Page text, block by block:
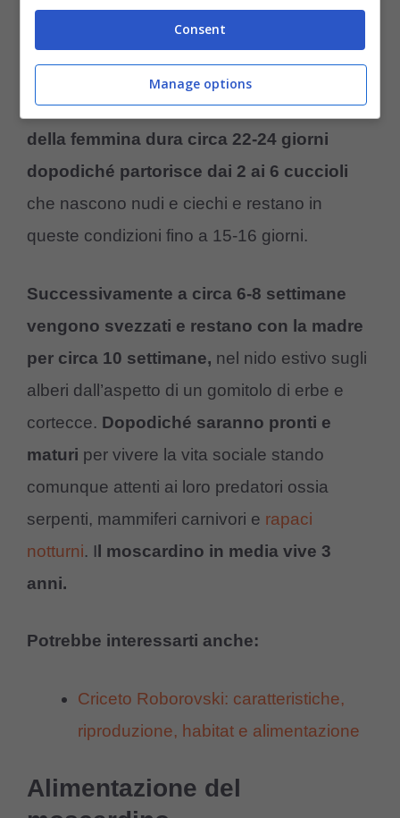
anno di vitae durante il periodo che va da
amori in cui il moscardino si riproduce una
sola volta, raramente due.La gestazione
della femmina dura circa 22-24 giorni
dopodiché partorisce dai 2 ai 6 cuccioli
che nascono nudi e ciechi e restano in
queste condizioni fino a 15-16 giorni.
Successivamente a circa 6-8 settimane
vengono svezzati e restano con la madre
per circa 10 settimane, nel nido estivo sugli
alberi dall’aspetto di un gomitolo di erbe e
cortecce. Dopodiché saranno pronti e
maturi per vivere la vita sociale stando
comunque attenti ai loro predatori ossia
serpenti, mammiferi carnivori e rapaci
notturni. Il moscardino in media vive 3
anni.
Potrebbe interessarti anche:
Criceto Roborovski: caratteristiche,
riproduzione, habitat e alimentazione
Alimentazione del
Consent
Manage options